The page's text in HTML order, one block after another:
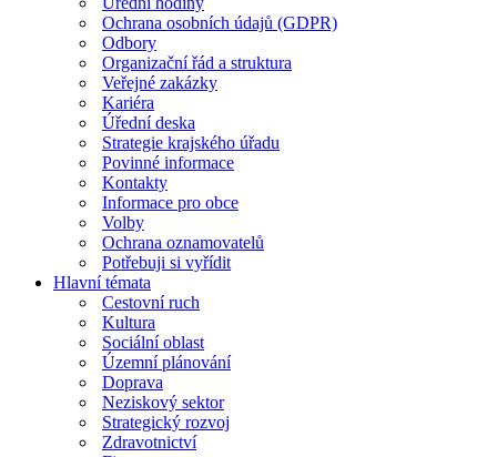
Ochrana osobních údajů (GDPR)
Odbory
Organizační řád a struktura
Veřejné zakázky
Kariéra
Úřední deska
Strategie krajského úřadu
Povinné informace
Kontakty
Informace pro obce
Volby
Ochrana oznamovatelů
Potřebuji si vyřídit
Hlavní témata
Cestovní ruch
Kultura
Sociální oblast
Územní plánování
Doprava
Neziskový sektor
Strategický rozvoj
Zdravotnictví